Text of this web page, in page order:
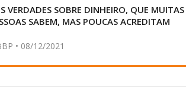
VERDADES SOBRE DINHEIRO, QUE MUITAS
SABEM, MAS POUCAS ACREDITAM
• 08/12/2021